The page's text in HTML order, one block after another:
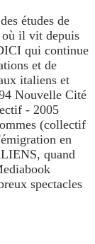
études de
où il vit depuis
qui continue
et de
italiens et
Nouvelle Cité
- 2005
(collectif
en
quand
spectacles